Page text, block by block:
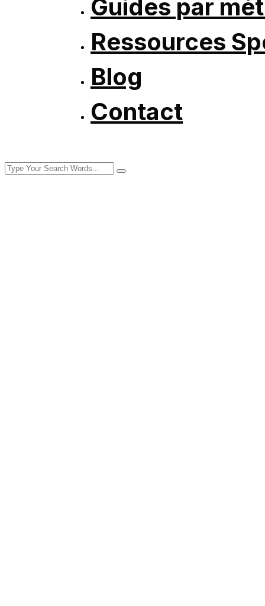
Guides par
Ressources
Blog
Contact